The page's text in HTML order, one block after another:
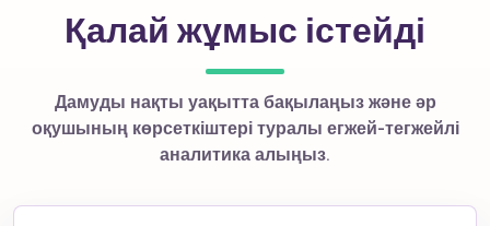
Қалай жұмыс істейді
Дамуды нақты уақытта бақылаңыз және әр
оқушының көрсеткіштері туралы егжей-тегжейлі
аналитика алыңыз.